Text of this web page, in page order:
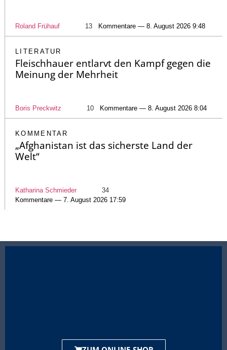
Roland Frühauf 13 Kommentare — 8. August 2026 9:48
LITERATUR
Fleischhauer entlarvt den Kampf gegen die
Meinung der Mehrheit
Boris Preckwitz 10 Kommentare — 8. August 2026 8:04
KOMMENTAR
„Afghanistan ist das sicherste Land der
Welt“
Katharina Schmieder
34
Kommentare — 7. August 2026 17:59